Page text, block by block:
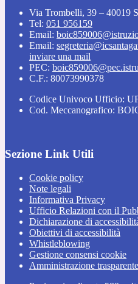
Via Trombelli, 39 – 40019
Tel: 051 956159
Email:
Email:
inviare una mail
PEC:
C.F.: 80073990378
Codice Univoco Ufficio:
Cod. Meccanografico:
Sezione Link Utili
Cookie policy
Note legali
Informativa Privacy
Ufficio Relazioni con il
Dichiarazione di
Obiettivi di accessibilità
Whistleblowing
Gestione consensi cookie
Amministrazione trasparente